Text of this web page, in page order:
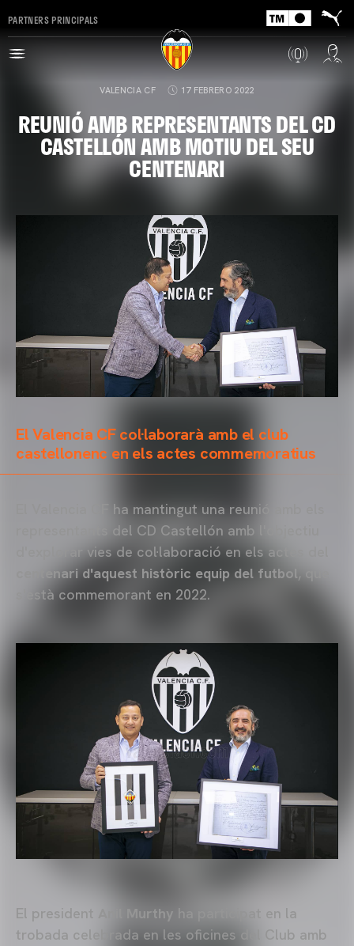
PARTNERS PRINCIPALS
VALENCIA CF 17 FEBRERO 2022
REUNIÓ AMB REPRESENTANTS DEL CD
CASTELLÓN AMB MOTIU DEL SEU
CENTENARI
El Valencia CF col·laborarà amb el club
castellonenc en els actes commemoratius
El Valencia CF ha mantingut una reunió amb els
representants del CD Castellón amb l'objectiu
d'explorar vies de col·laboració en els actes del
centenari d'aquest històric equip del futbol
s'està commemorant en 2022.
El president Anil Murthy ha participat en la
trobada celebrada en les oficines del Club amb